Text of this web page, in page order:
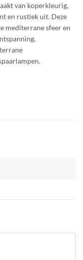
van koperkleurig,
en rustiek uit. Deze
mediterrane sfeer en